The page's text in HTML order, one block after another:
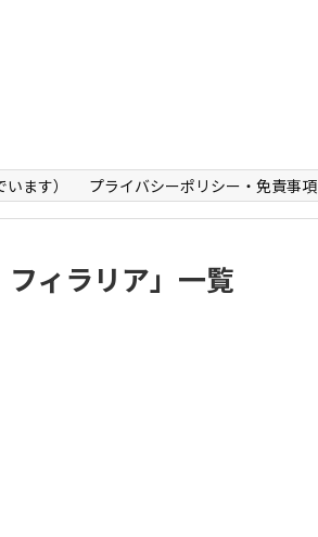
ます） プライバシーポリシー・免責事項
ィラリア」 一覧